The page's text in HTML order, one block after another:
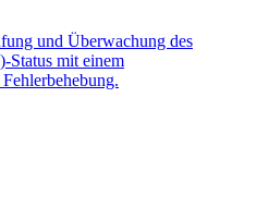
und Überwachung des
Status mit einem